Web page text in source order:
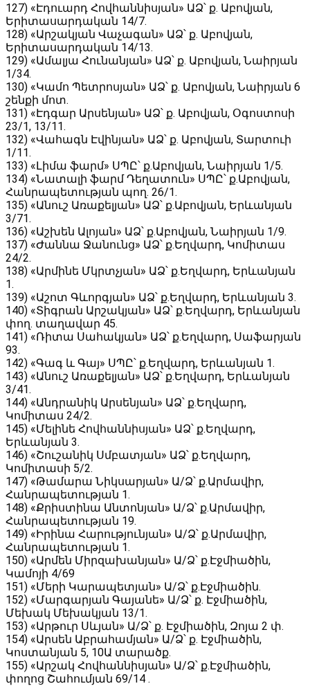
127) «Էդուարդ Հովհաննիսյան» ԱՁ՝ ք․ Աբովյան,
Երիտասարդական 14/7․
128) «Արշակյան Վաչագան» ԱՁ՝ ք․ Աբովյան,
Երիտասարդական 14/13․
129) «Ամալյա Հունանյան» ԱՁ՝ ք․ Աբովյան, Նաիրյան
1/34․
130) «Կամո Պետրոսյան» ԱՁ՝ ք․ Աբովյան, Նաիրյան 6
շենքի մոտ․
131) «Էդգար Արսենյան» ԱՁ՝ ք․ Աբովյան, Օգոստոսի
23/1, 13/11․
132) «Վահագն Էվինյան» ԱՁ՝ ք․ Աբովյան, Տարտուի
1/11․
133) «Լիմա ֆարմ» ՍՊԸ՝ ք․Աբովյան, Նաիրյան 1/5․
134) «Նատալի ֆարմ Դեղատուն» ՍՊԸ՝ ք․Աբովյան,
Հանրապետության պող. 26/1․
135) «Անուշ Առաքելյան» ԱՁ՝ ք․Աբովյան, Երևանյան
3/71․
136) «Աշխեն Ալոյան» ԱՁ՝ ք․Աբովյան, Նաիրյան 1/9.
137) «Ժաննա Ջանունց» ԱՁ՝ ք․Եղվարդ, Կոմիտաս
24/2․
138) «Արմինե Մկրտչյան» ԱՁ՝ ք․Եղվարդ, Երևանյան
1․
139) «Աշոտ Գևորգյան» ԱՁ՝ ք․Եղվարդ, Երևանյան 3․
140) «Տիգրան Արշակյան» ԱՁ՝ ք․Եղվարդ, Երևանյան
փող. տաղավար 45․
141) «Ռիտա Սահակյան» ԱՁ՝ ք․Եղվարդ, Սաֆարյան
93․
142) «Գագ և Գայ» ՍՊԸ՝ ք․Եղվարդ, Երևանյան 1․
143) «Անուշ Առաքելյան» ԱՁ՝ ք․Եղվարդ, Երևանյան
3/41․
144) «Անդրանիկ Արսենյան» ԱՁ՝ ք․Եղվարդ,
Կոմիտաս 24/2․
145) «Մելինե Հովհաննիսյան» ԱՁ՝ ք․Եղվարդ,
Երևանյան 3․
146) «Շուշանիկ Սմբատյան» ԱՁ՝ ք․Եղվարդ,
Կոմիտասի 5/2․
147) «Թամարա Նիկսարյան» Ա/Ձ՝ ք․Արմավիր,
Հանրապետության 1․
148) «Քրիստինա Անտոնյան» Ա/Ձ՝ ք․Արմավիր,
Հանրապետության 19․
149) «Իրինա Հարությունյան» Ա/Ձ՝ ք․Արմավիր,
Հանրապետության 1․
150) «Արմեն Միրզախանյան» Ա/Ձ՝ ք․Էջմիածին,
Կամոյի 4/69
151) «Մերի Կարապետյան» Ա/Ձ՝ ք․Էջմիածին.
152) «Մարգարյան Գայանե» Ա/Ձ՝ ք․ Էջմիածին,
Մեխակ Մեխակյան 13/1․
153) «Արթուր Սևյան» Ա/Ձ՝ ք․ Էջմիածին, Զոյա 2 փ․
154) «Արսեն Աբրահամյան» Ա/Ձ՝ ք․ Էջմիածին,
Կոստանյան 5, 10Ա տարածք․
155) «Արշակ Հովհաննիսյան» Ա/Ձ՝ ք․Էջմիածին,
փողոց Շահումյան 69/14 ․